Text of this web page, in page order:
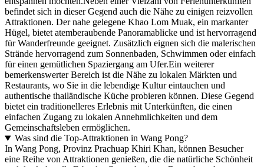
befindet sich in dieser Gegend auch die Nähe zu einigen reizvollen
Attraktionen. Der nahe gelegene Khao Lom Muak, ein markanter
Hügel, bietet atemberaubende Panoramablicke und ist hervorragend
für Wanderfreunde geeignet. Zusätzlich eignen sich die malerischen
Strände hervorragend zum Sonnenbaden, Schwimmen oder einfach
für einen gemütlichen Spaziergang am Ufer.Ein weiterer
bemerkenswerter Bereich ist die Nähe zu lokalen Märkten und
Restaurants, wo Sie in die lebendige Kultur eintauchen und
authentische thailändische Küche probieren können. Diese Gegend
bietet ein traditionelleres Erlebnis mit Unterkünften, die einen
einfachen Zugang zu lokalen Annehmlichkeiten und dem
Gemeinschaftsleben ermöglichen.
Was sind die Top-Attraktionen in Wang Pong?
In Wang Pong, Provinz Prachuap Khiri Khan, können Besucher
eine Reihe von Attraktionen genießen, die die natürliche Schönheit